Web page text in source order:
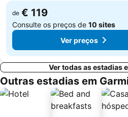
de € 119
Consulte os preços de 10 sites
Ver preços
Ver todas as estadias
Outras estadias em